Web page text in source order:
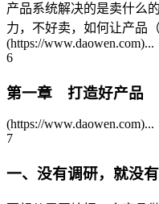
产品系统解决的是卖什么
力，不好卖，如何让产品
(https://www.daowen.com)...
6
第一章 打造好产品
(https://www.daowen.com)...
7
一、没有调研，就没